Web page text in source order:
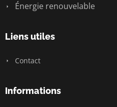
Énergie renouvelable
Liens utiles
Contact
Informations